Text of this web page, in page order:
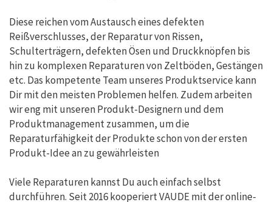
Diese reichen vom Austausch eines defekten
Reißverschlusses, der Reparatur von Rissen,
Schulterträgern, defekten Ösen und Druckknöpfen bis
hin zu komplexen Reparaturen von Zeltböden, Gestängen
etc. Das kompetente Team unseres Produktservice kann
Dir mit den meisten Problemen helfen. Zudem arbeiten
wir eng mit unseren Produkt-Designern und dem
Produktmanagement zusammen, um die
Reparaturfähigkeit der Produkte schon von der ersten
Produkt-Idee an zu gewährleisten
Viele Reparaturen kannst Du auch einfach selbst
durchführen. Seit 2016 kooperiert VAUDE mit der online-